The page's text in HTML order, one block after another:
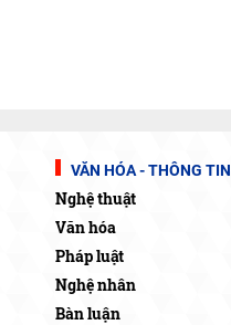
VĂN HÓA - THÔNG TIN
Nghệ thuật
Văn hóa
Pháp luật
Nghệ nhân
Bàn luận